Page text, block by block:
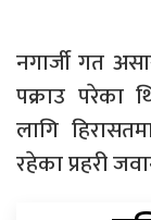
नगार्जी गत
पक्राउ परेका
लागि
रहेका प्रहरी